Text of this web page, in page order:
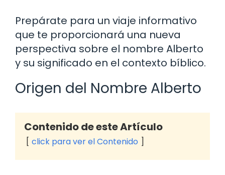
Prepárate para un viaje informativo
que te proporcionará una nueva
perspectiva sobre el nombre Alberto
y su significado en el contexto bíblico.
Origen del Nombre Alberto
Contenido de este Artículo
click para ver el Contenido